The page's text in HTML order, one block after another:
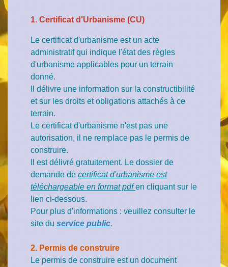
1. Certificat d'Urbanisme (CU)
Le certificat d'urbanisme est un acte
administratif qui indique l'état des règles
d'urbanisme applicables pour un terrain
donné.
Il délivre une information sur la constructibilité
et sur les droits et obligations attachés à ce
terrain.
Le certificat d'urbanisme n'est pas une
autorisation, il ne remplace pas le permis de
construire.
Il est délivré gratuitement. Le dossier de
demande de certificat d'urbanisme est
téléchargeable en format pdfen cliquant sur le
lien ci-dessous.
Pour plus d'informations : veuillez consulter le
site du service public.
2. Permis de construire
Le permis de construire est un document